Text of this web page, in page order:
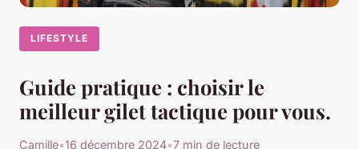
LIFESTYLE
Guide pratique : choisir le
meilleur gilet tactique pour vous.
Camille•16 décembre 2024•7 min de lecture